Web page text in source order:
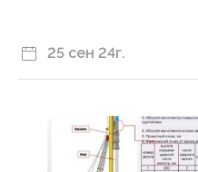
25 сен 24г.